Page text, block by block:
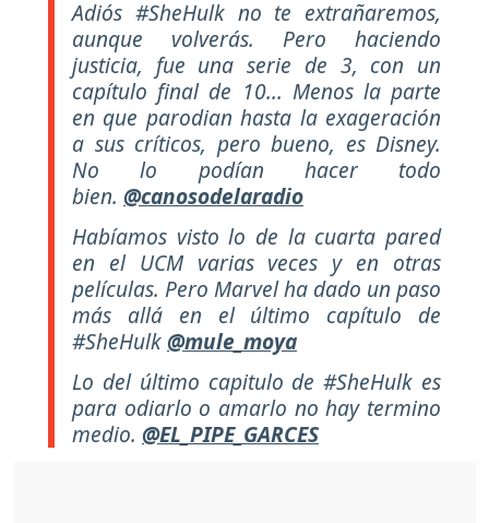
Adiós #SheHulk no te extrañaremos,
aunque volverás. Pero haciendo
justicia, fue una serie de 3, con un
capítulo final de 10... Menos la parte
en que parodian hasta la exageración
a sus críticos, pero bueno, es Disney.
No lo podían hacer todo
bien. @canosodelaradio
Habíamos visto lo de la cuarta pared
en el UCM varias veces y en otras
películas. Pero Marvel ha dado un paso
más allá en el último capítulo de
#SheHulk @mule_moya
Lo del último capitulo de #SheHulk es
para odiarlo o amarlo no hay termino
medio. @EL_PIPE_GARCES